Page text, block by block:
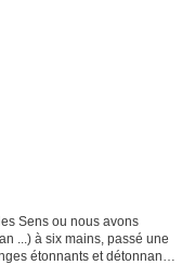
Sens ou nous avons
...) à six mains, passé une
étonnants et détonnants